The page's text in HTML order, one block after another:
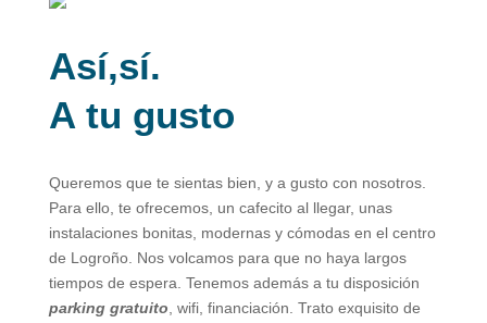
Así,sí.
A tu gusto
Queremos que te sientas bien, y a gusto con nosotros.
Para ello, te ofrecemos, un cafecito al llegar, unas
instalaciones bonitas, modernas y cómodas en el centro
de Logroño. Nos volcamos para que no haya largos
tiempos de espera. Tenemos además a tu disposición
parking gratuito, wifi, financiación. Trato exquisito de